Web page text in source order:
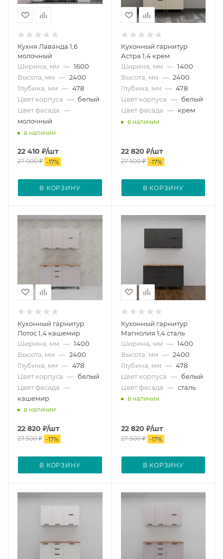
Кухня Лаванда 1,6
молочный
Ширина, мм — 1600
Высота, мм — 2400
Глубина, мм — 478
Цвет корпуса — белый
Цвет фасада —
молочный
в наличии
22 410 ₽/шт
27 000₽ -17%
В КОРЗИНУ
Кухонный гарнитур
Астра 1,4 крем
Ширина, мм — 1400
Высота, мм — 2400
Глубина, мм — 478
Цвет корпуса — белый
Цвет фасада — крем
в наличии
22 820 ₽/шт
27 500₽ -17%
В КОРЗИНУ
Кухонный гарнитур
Лотос 1,4 кашемир
Ширина, мм — 1400
Высота, мм — 2400
Глубина, мм — 478
Цвет корпуса — белый
Цвет фасада —
кашемир
в наличии
22 820 ₽/шт
27 500₽ -17%
В КОРЗИНУ
Кухонный гарнитур
Магнолия 1,4 сталь
Ширина, мм — 1400
Высота, мм — 2400
Глубина, мм — 478
Цвет корпуса — белый
Цвет фасада — сталь
в наличии
22 820 ₽/шт
27 500₽ -17%
В КОРЗИНУ